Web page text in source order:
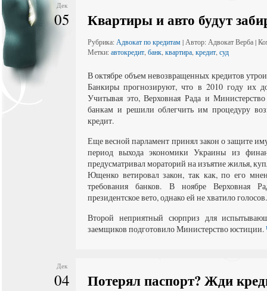
Дек
05 Квартиры и авто будут
Рубрика: Адвокат по кредитам| Автор: Адвокат Верба |
Метки: автокредит банк квартира кредит суд
В октябре объем невозвращенных кредитов
Банкиры прогнозируют, что в 2010 году их
Учитывая это, Верховная Рада и
банкам и решили облегчить им процедуру
кредит.
Еще весной парламент принял закон о защите
период выхода экономики Украины из
предусматривал мораторий на изъятие жилья,
Ющенко ветировал закон, так как, по его
требования банков. В ноябре Верховная
президентское вето, однако ей не хватило голосов.
Второй неприятный сюрприз для
заемщиков подготовило Министерство юстиции.
Дек
04 Потерял паспорт? Жди